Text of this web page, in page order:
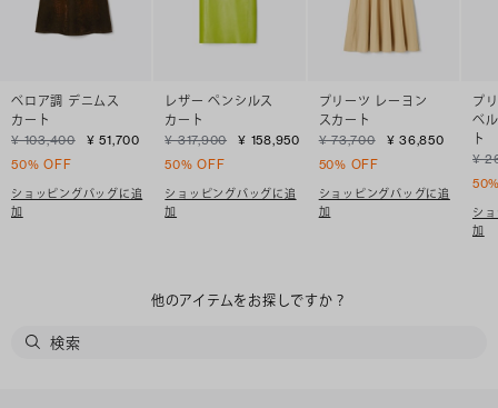
ベロア調 デニムス
カート
¥ 103,400
¥ 51,700
50% OFF
ショッピングバッグに追
加
レザー ペンシルス
カート
¥ 317,900
¥ 158,950
50% OFF
ショッピングバッグに追
加
プリーツ レーヨン
スカート
¥ 73,700
¥ 36,850
50% OFF
ショッピングバッグに追
加
プ
ベ
ト
¥
シ
加
他のアイテムをお探しですか？